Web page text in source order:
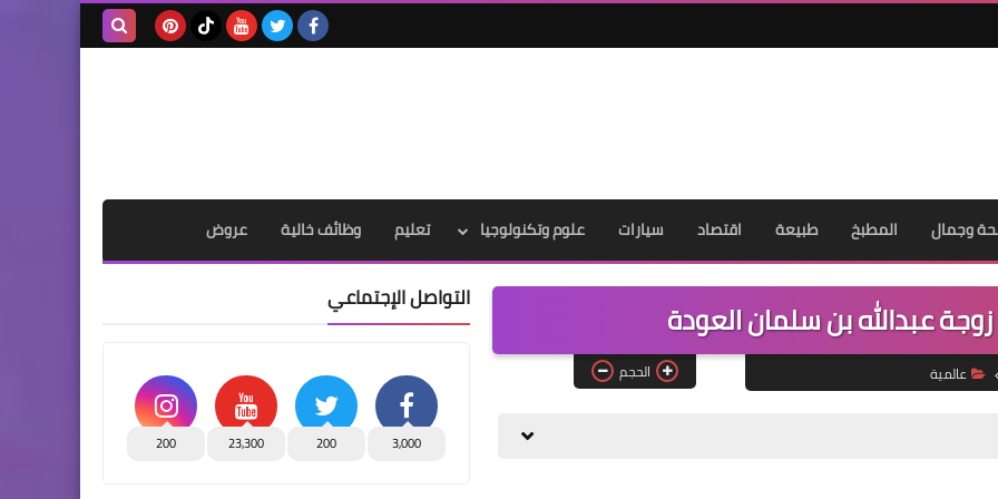
وجمال المطبخ طبيعة اقتصاد سيارات علوم وتكنولوجيا تعليم وظائف خالية عروض
عبدالله بن سلمان العودة
عالمية الحجم
التواصل الإجتماعي
3,000
200
23,300
200